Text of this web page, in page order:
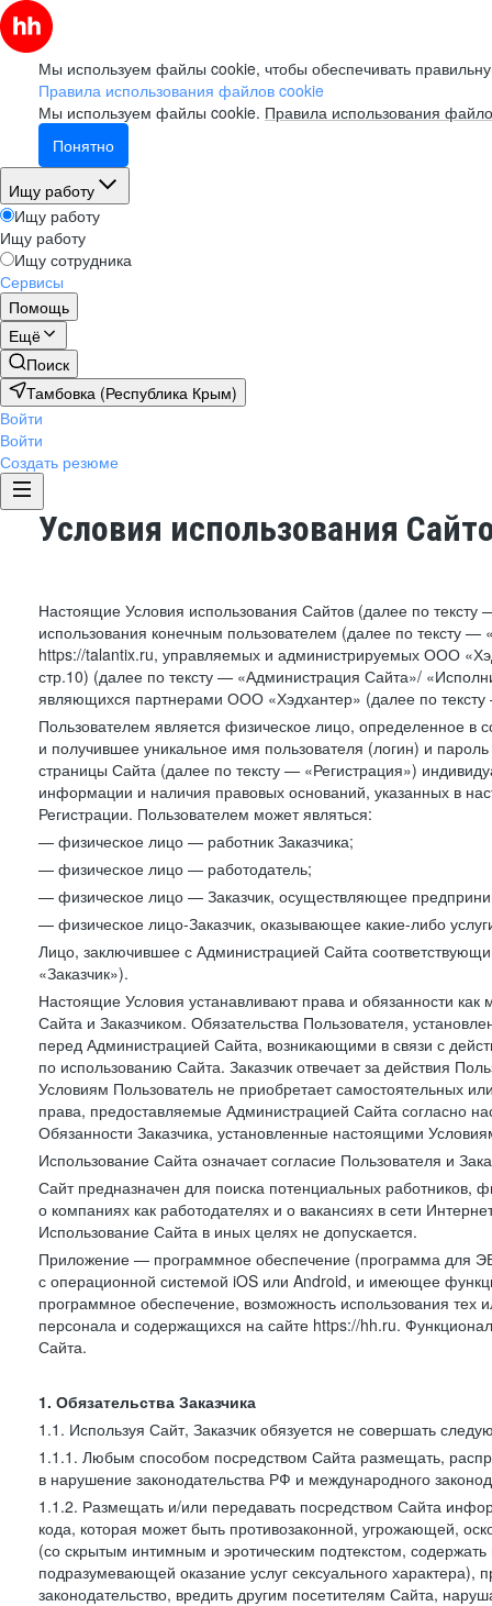
Мы используем файлы cookie, чтобы обеспечивать
Правила использования файлов cookie
Мы используем файлы cookie. Правила использования
Понятно
Ищу работу
Ищу работу
Ищу работу
Ищу сотрудника
Сервисы
Помощь
Ещё
Поиск
Тамбовка (Республика Крым)
Войти
Войти
Создать резюме
Условия использования
Настоящие Условия использования Сайтов (далее по
использования конечным пользователем (далее по тексту
https://talantix.ru, управляемых и администрируемых ООО
стр.10) (далее по тексту — «Администрация Сайта»/
являющихся партнерами ООО «Хэдхантер» (далее по
Пользователем является физическое лицо, определенное в
и получившее уникальное имя пользователя (логин) и
страницы Сайта (далее по тексту — «Регистрация»)
информации и наличия правовых оснований, указанных в
Регистрации. Пользователем может являться:
— физическое лицо — работник Заказчика;
— физическое лицо — работодатель;
— физическое лицо — Заказчик, осуществляющее
— физическое лицо-Заказчик, оказывающее какие-либо
Лицо, заключившее с Администрацией Сайта
«Заказчик»).
Настоящие Условия устанавливают права и обязанности
Сайта и Заказчиком. Обязательства Пользователя,
перед Администрацией Сайта, возникающими в связи с
по использованию Сайта. Заказчик отвечает за действия
Условиям Пользователь не приобретает самостоятельных
права, предоставляемые Администрацией Сайта согласно
Обязанности Заказчика, установленные настоящими
Использование Сайта означает согласие Пользователя и
Сайт предназначен для поиска потенциальных
о компаниях как работодателях и о вакансиях в сети
Использование Сайта в иных целях не допускается.
Приложение — программное обеспечение (программа для
с операционной системой iOS или Android, и имеющее
программное обеспечение, возможность использования
персонала и содержащихся на сайте https://hh.ru.
Сайта.
1. Обязательства Заказчика
1.1. Используя Сайт, Заказчик обязуется не совершать
1.1.1. Любым способом посредством Сайта размещать,
в нарушение законодательства РФ и международного
1.1.2. Размещать и/или передавать посредством Сайта
кода, которая может быть противозаконной, угрожающей,
(со скрытым интимным и эротическим подтекстом,
подразумевающей оказание услуг сексуального
законодательство, вредить другим посетителям Сайта,